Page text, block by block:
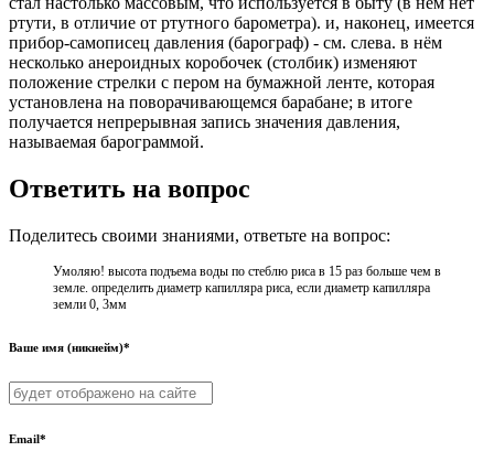
ртути, в отличие от ртутного барометра). и, наконец, имеется
прибор-самописец давления (барограф) - см. слева. в нём
несколько анероидных коробочек (столбик) изменяют
положение стрелки с пером на бумажной ленте, которая
установлена на поворачивающемся барабане; в итоге
получается непрерывная запись значения давления,
называемая барограммой.
Ответить на вопрос
Поделитесь своими знаниями, ответьте на вопрос:
Умоляю! высота подъема воды по стеблю риса в 15 раз больше чем в
земле. определить диаметр капилляра риса, если диаметр капилляра
земли 0, 3мм
Ваше имя (никнейм)*
Email*